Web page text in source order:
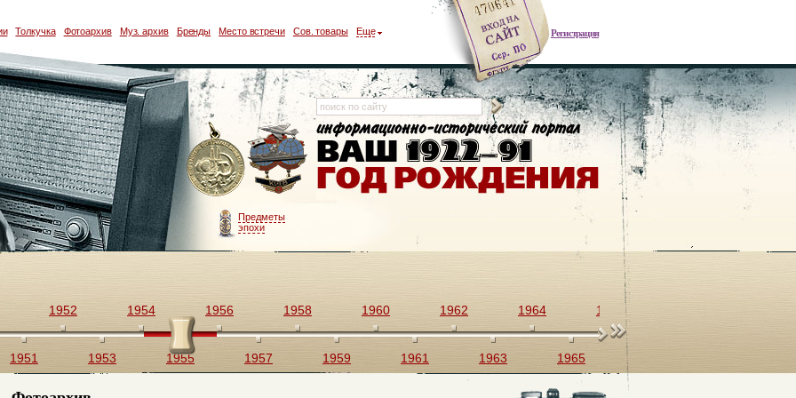
Регистрация
Толкучка Фотоархив Муз. архив Бренды Место встречи Сов. товары Еще
Предметы
эпохи
1951
1952
1953
1954
1955
1956
1957
1958
1959
1960
1961
1962
1963
1964
1965
1966